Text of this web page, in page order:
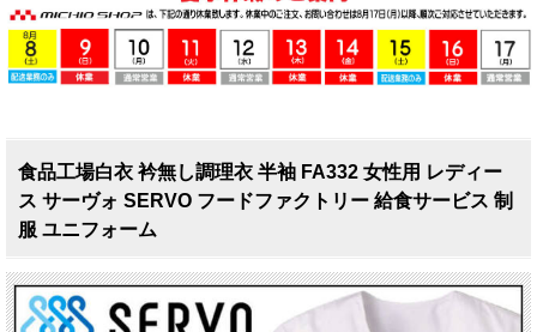
食品工場白衣 衿無し調理衣 半袖 FA332 女性用 レディー
ス サーヴォ SERVO フードファクトリー 給食サービス 制
服 ユニフォーム